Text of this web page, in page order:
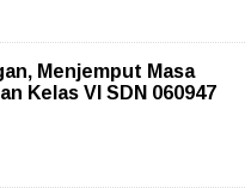
Menjemput Masa
Kelas VI SDN 060947